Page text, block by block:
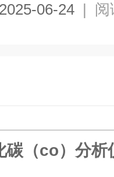
2025-06-24 | 阅
碳（co）分析